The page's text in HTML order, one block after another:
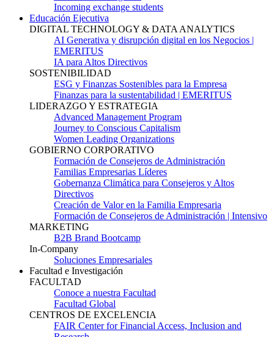
Incoming exchange students
Educación Ejecutiva
DIGITAL TECHNOLOGY & DATA ANALYTICS
AI Generativa y disrupción digital en los Negocios |
EMERITUS
IA para Altos Directivos
SOSTENIBILIDAD
ESG y Finanzas Sostenibles para la Empresa
Finanzas para la sustentabilidad | EMERITUS
LIDERAZGO Y ESTRATEGIA
Advanced Management Program
Journey to Conscious Capitalism
Women Leading Organizations
GOBIERNO CORPORATIVO
Formación de Consejeros de Administración
Familias Empresarias Líderes
Gobernanza Climática para Consejeros y Altos
Directivos
Creación de Valor en la Familia Empresaria
Formación de Consejeros de Administración | Intensivo
MARKETING
B2B Brand Bootcamp
In-Company
Soluciones Empresariales
Facultad e Investigación
FACULTAD
Conoce a nuestra Facultad
Facultad Global
CENTROS DE EXCELENCIA
FAIR Center for Financial Access, Inclusion and